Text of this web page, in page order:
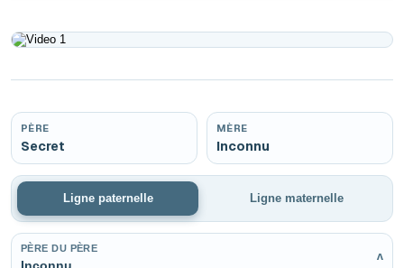
PÈRE
Secret
MÈRE
Inconnu
Ligne paternelle Ligne maternelle
PÈRE DU PÈRE
Inconnu v